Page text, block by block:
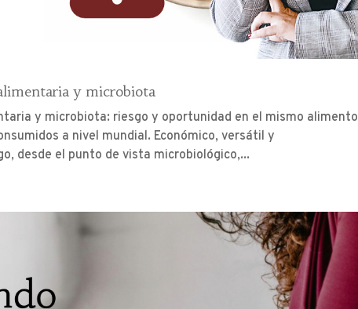
y microbiota
y microbiota: riesgo y oportunidad en el mismo alimento
a nivel mundial. Económico, versátil y
desde el punto de vista microbiológico,...